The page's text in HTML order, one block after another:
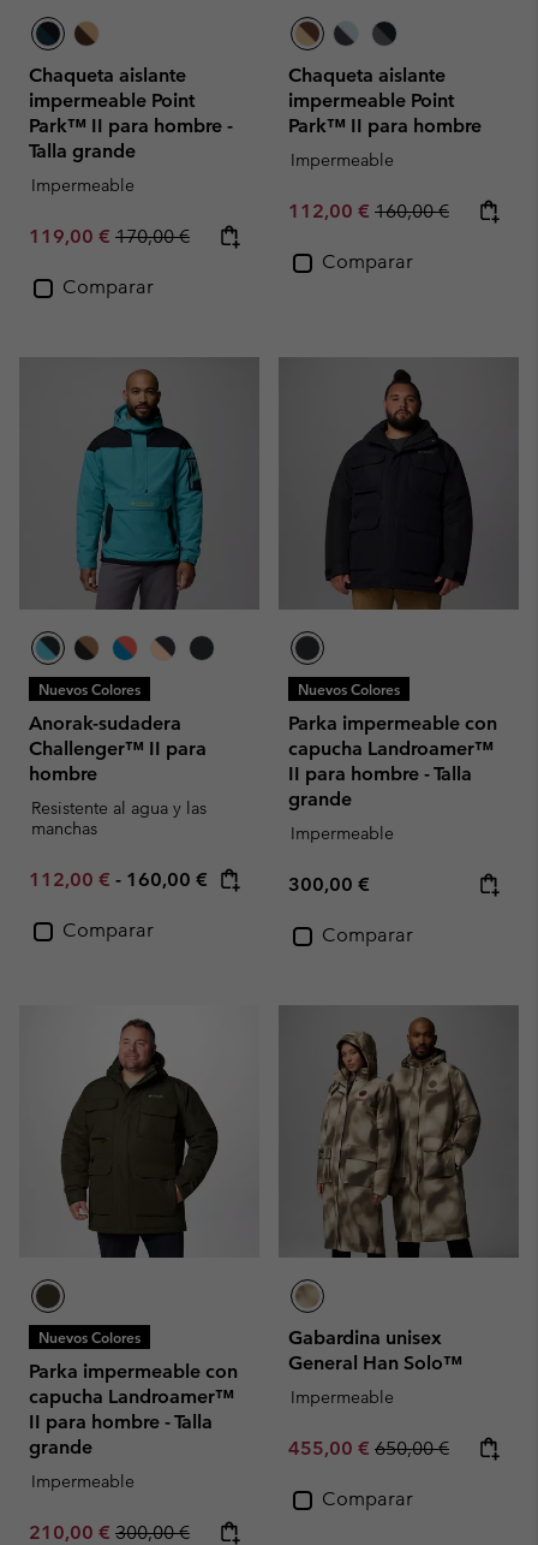
Chaqueta aislante
impermeable Point
Park™ II para hombre -
Talla grande
Impermeable
Sale price:
119,00 € Regular price:
170,00 €
Comparar
Chaqueta aislante
impermeable Point
Park™ II para hombre
Impermeable
Sale price:
112,00 € Regular price:
160,00 €
Comparar
Nuevos Colores
Anorak-sudadera
Challenger™ II para
hombre
Resistente al agua y las
manchas
Minimum sale price:
112,00 € - Maximum price:
160,00 €
Comparar
Nuevos Colores
Parka impermeable con
capucha Landroamer™
II para hombre - Talla
grande
Impermeable
Regular price:
300,00 €
Comparar
Nuevos Colores
Parka impermeable con
capucha Landroamer™
II para hombre - Talla
grande
Impermeable
Sale price:
210,00 € Regular price:
300,00 €
Gabardina unisex
General Han Solo™
Impermeable
Sale price:
455,00 € Regular price:
650,00 €
Comparar